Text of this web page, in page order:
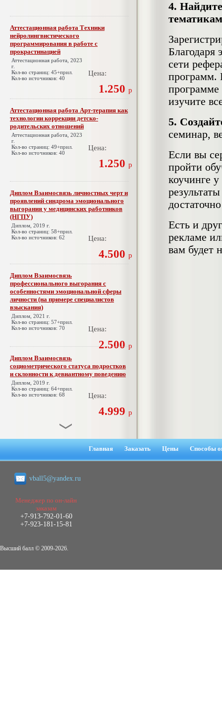
Аттестационная работа Техники
нейролингвистического
программирования в работе с
прокрастинацией
Аттестационная работа, 2023
г.
Кол-во страниц: 45+прил.
Кол-во источников: 40
Цена:
1.250 р
Аттестационная работа Арт-терапия как
технологии коррекции детско-
родительских отношений
Аттестационная работа, 2023
г.
Кол-во страниц: 49+прил.
Кол-во источников: 40
Цена:
1.250 р
Диплом Взаимосвязь личностных черт и
проявлений синдрома эмоционального
выгорания у медицинских работников
(НГПУ)
Диплом, 2019 г.
Кол-во страниц: 58+прил.
Кол-во источников: 62
Цена:
4.500 р
Диплом Взаимосвязь
профессионального выгорания с
особенностями эмоциональной сферы
личности (на примере специалистов
взыскания)
Диплом, 2021 г.
Кол-во страниц: 57+прил.
Кол-во источников: 70
Цена:
2.500 р
Диплом Взаимосвязь
социометрического статуса подростков
и склонности к девиантному поведению
Диплом, 2019 г.
Кол-во страниц: 64+прил.
Кол-во источников: 68
Цена:
4.999 р
Диплом Взаимосвязь эмпатии и
негативных эмоциональных состояний
Диплом, 2021 г.
Кол-во страниц: 51+прил.
Кол-во источников: 77
Диплом Виндикационный иск
4.
Благодаря
сети
программ.
программе
изучите
5.
семинар,
Если вы
пройти
коучинге
Есть и
рекламе
вам будет
Главная Заказать Цены Способы
vball5@yandex.ru
Менеджер по он-лайн
заказам
+7-913-792-01-60
+7-923-181-15-81
Высший балл © 2009-2026.